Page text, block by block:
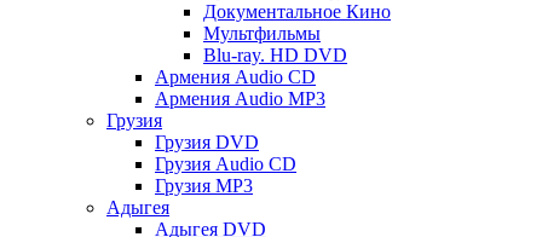
Документальное Кино
Мультфильмы
Blu-ray. HD DVD
Армения Audio CD
Армения Audio MP3
Грузия
Грузия DVD
Грузия Audio CD
Грузия MP3
Адыгея
Адыгея DVD